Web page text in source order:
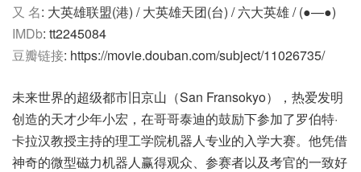
又 名: 大英雄联盟(港) / 大英雄天团(台) / 六大英雄 / (●—●)
IMDb: tt2245084
豆瓣链接: https://movie.douban.com/subject/11026735/
未来世界的超级都市旧京山（San Fransokyo），热爱发明
创造的天才少年小宏，在哥哥泰迪的鼓励下参加了罗伯特·
卡拉汉教授主持的理工学院机器人专业的入学大赛。他凭借
神奇的微型磁力机器人赢得观众、参赛者以及考官的一致好